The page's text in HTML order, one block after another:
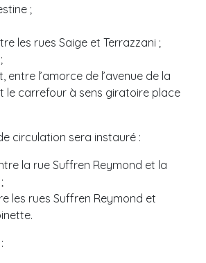
;
les rues Saige et Terrazzani ;
entre l’amorce de l’avenue de la
le carrefour à sens giratoire place
circulation sera instauré :
la rue Suffren Reymond et la
les rues Suffren Reymond et